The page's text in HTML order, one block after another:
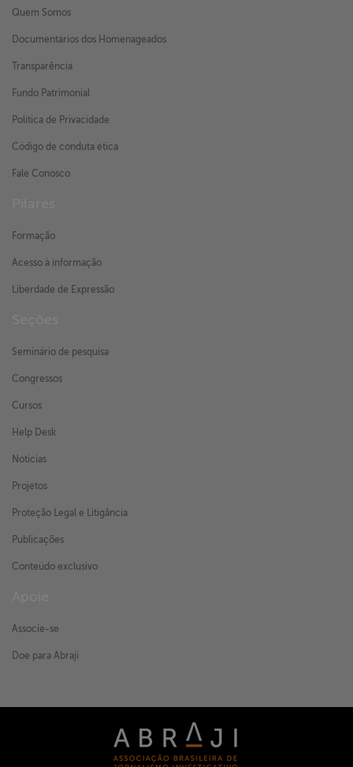
Quem Somos
Documentários dos Homenageados
Transparência
Fundo Patrimonial
Política de Privacidade
Código de conduta ética
Fale Conosco
Formação
Acesso à informação
Liberdade de Expressão
Seminário de pesquisa
Congressos
Cursos
Help Desk
Notícias
Projetos
Proteção Legal e Litigância
Publicações
Conteúdo exclusivo
Associe-se
Doe para Abraji